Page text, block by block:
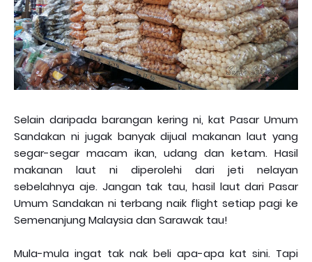
Selain daripada barangan kering ni, kat Pasar Umum
Sandakan ni jugak banyak dijual makanan laut yang
segar-segar macam ikan, udang dan ketam. Hasil
makanan laut ni diperolehi dari jeti nelayan
sebelahnya aje. Jangan tak tau, hasil laut dari Pasar
Umum Sandakan ni terbang naik flight setiap pagi ke
Semenanjung Malaysia dan Sarawak tau!
Mula-mula ingat tak nak beli apa-apa kat sini. Tapi